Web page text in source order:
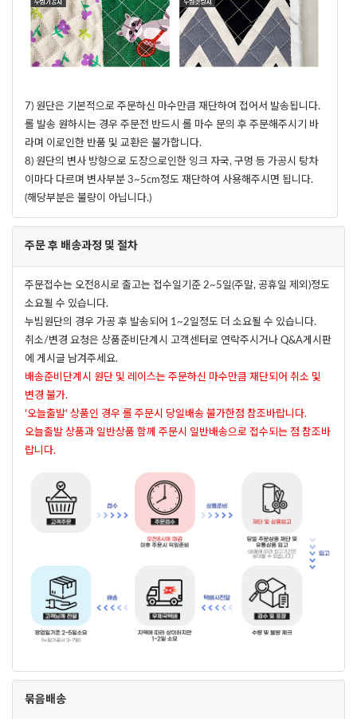
7) 원단은 기본적으로 주문하신 마수만큼 재단하여 접어서 발송됩니다.
롤 발송 원하시는 경우 주문전 반드시 롤 마수 문의 후 주문해주시기 바
라며 이로인한 반품 및 교환은 불가합니다.
8) 원단의 변사 방향으로 도장으로인한 잉크 자국, 구멍 등 가공시 탕차
이마다 다르며 변사부분 3~5cm정도 재단하여 사용해주시면 됩니다.
(해당부분은 불량이 아닙니다.)
주문 후 배송과정 및 절차
주문접수는 오전8시로 출고는 접수일기준 2~5일(주말, 공휴일 제외)정도
소요될 수 있습니다.
누빔원단의 경우 가공 후 발송되어 1~2일정도 더 소요될 수 있습니다.
취소/변경 요청은 상품준비단계시 고객센터로 연락주시거나 Q&A게시판
에 게시글 남겨주세요.
배송준비단계시 원단 및 레이스는 주문하신 마수만큼 재단되어 취소 및
변경 불가.
'오늘출발' 상품인 경우 롤 주문시 당일배송 불가한점 참조바랍니다.
오늘출발 상품과 일반상품 함께 주문시 일반배송으로 접수되는 점 참조바
랍니다.
묶음배송